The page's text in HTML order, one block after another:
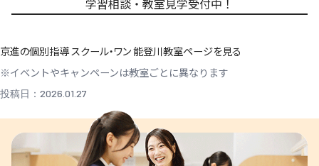
京進の個別指導 スクール・ワン 能登川教室ページを見る
※イベントやキャンペーンは教室ごとに異なります
投稿日：2026.01.27